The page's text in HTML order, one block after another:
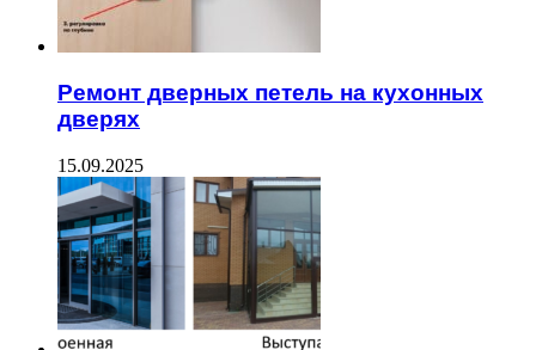
Ремонт дверных петель на кухонных
дверях
15.09.2025